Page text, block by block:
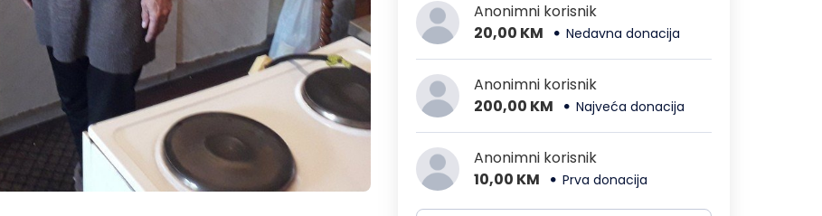
Anonimni korisnik
20,00 KM
Nedavna donacija
Anonimni korisnik
200,00 KM
Najveća donacija
Anonimni korisnik
10,00 KM
Prva donacija